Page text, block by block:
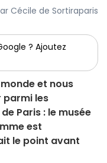
Cécile de Sortiraparis
? Ajoutez
et nous
parmi les
Paris : le musée
est
le point avant